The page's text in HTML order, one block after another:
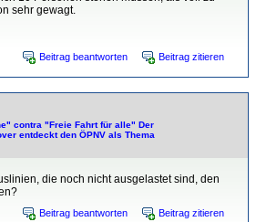
sehr gewagt.
Beitrag beantworten Beitrag zitieren
contra "Freie Fahrt für alle" Der
entdeckt den ÖPNV als Thema
die noch nicht ausgelastet sind, den
Beitrag beantworten Beitrag zitieren